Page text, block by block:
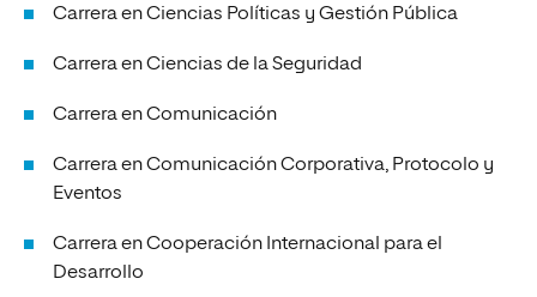
Carrera en Ciencias Políticas y Gestión Pública
Carrera en Ciencias de la Seguridad
Carrera en Comunicación
Carrera en Comunicación Corporativa, Protocolo y
Eventos
Carrera en Cooperación Internacional para el
Desarrollo